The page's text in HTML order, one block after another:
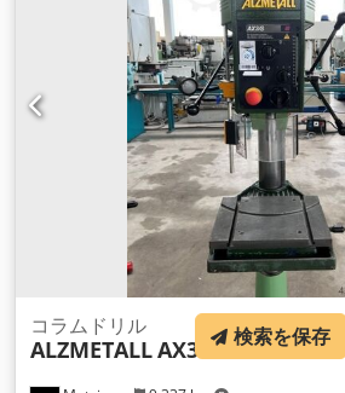
コラムドリル
ALZMETALLAX3/S 検索を保存